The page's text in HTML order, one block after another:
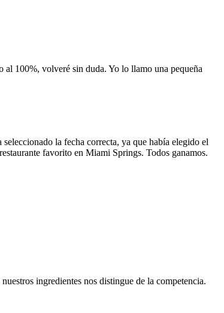
100%, volveré sin duda. Yo lo llamo una pequeña
la fecha correcta, ya que había elegido el
favorito en Miami Springs. Todos ganamos.
ingredientes nos distingue de la competencia.